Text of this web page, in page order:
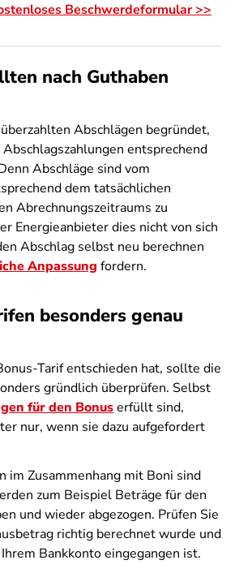
Beschwerdeformular >>
nach Guthaben
Abschlägen begründet,
entsprechend
Abschläge sind vom
dem tatsächlichen
Abrechnungszeitraums zu
Energieanbieter dies nicht von sich
Abschlag selbst neu berechnen
Anpassung fordern.
besonders genau
Tarif entschieden hat, sollte die
gründlich überprüfen. Selbst
für den Bonuserfüllt sind,
nur, wenn sie dazu aufgefordert
im Zusammenhang mit Boni sind
zum Beispiel Beträge für den
und wieder abgezogen. Prüfen Sie
richtig berechnet wurde und
Bankkonto eingegangen ist.